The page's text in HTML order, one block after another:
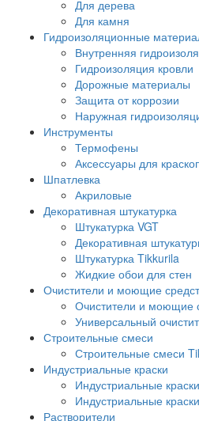
Для дерева
Для камня
Гидроизоляционные
Внутренняя
Гидроизоляция кровли
Дорожные материалы
Защита от коррозии
Наружная
Инструменты
Термофены
Аксессуары для
Шпатлевка
Акриловые
Декоративная штукатурка
Штукатурка VGT
Декоративная
Штукатурка Tikkurila
Жидкие обои для стен
Очистители и моющие
Очистители и моющие
Универсальный
Строительные смеси
Строительные смеси
Индустриальные краски
Индустриальные
Индустриальные
Растворители